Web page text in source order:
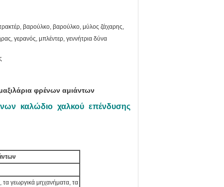
βαρούλκο, βαρούλκο, μύλος ζάχαρης,
γερανός, μπλέντερ, γεννήτρια δύνα
φρένων αμιάντων
καλώδιο χαλκού επένδυσης
τα γεωργικά μηχανήματα, τα